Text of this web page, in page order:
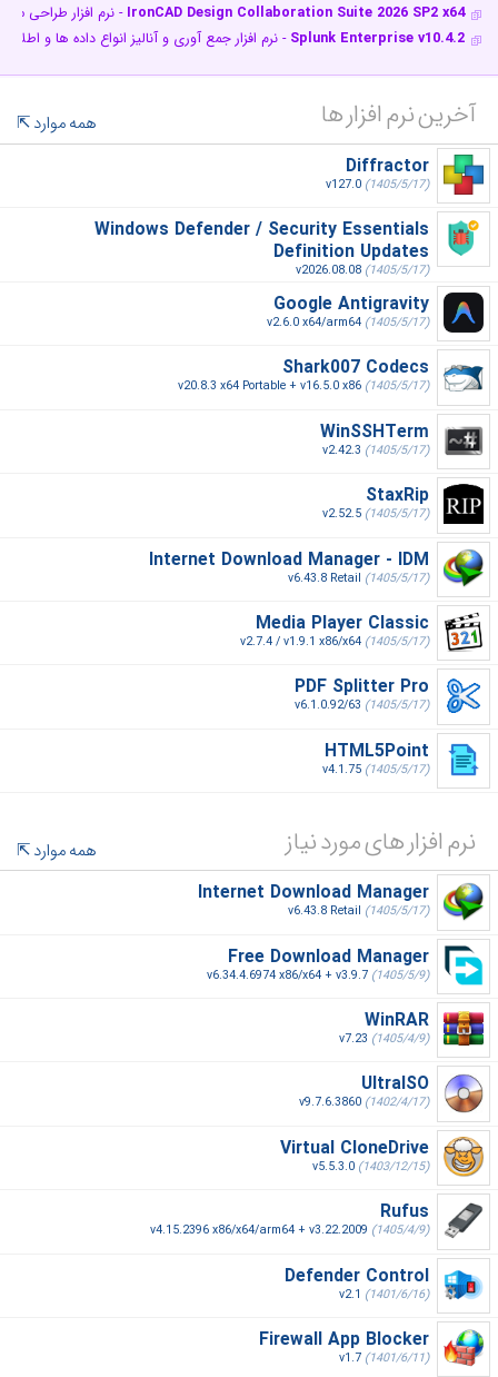
IronCAD Design Collaboration Suite 2026 SP2 x64 - نرم افزار طراحی
Splunk Enterprise v10.4.2 - نرم افزار جمع آوری و آنالیز انواع داده ها و
آخرین نرم افزار ها
همه موارد
Diffractor
v127.0 (1405/5/17)
Windows Defender / Security Essentials
Definition Updates
v2026.08.08 (1405/5/17)
Google Antigravity
v2.6.0 x64/arm64 (1405/5/17)
Shark007 Codecs
v20.8.3 x64 Portable + v16.5.0 x86 (1405/5/17)
WinSSHTerm
v2.42.3 (1405/5/17)
StaxRip
v2.52.5 (1405/5/17)
Internet Download Manager - IDM
v6.43.8 Retail (1405/5/17)
Media Player Classic
v2.7.4 / v1.9.1 x86/x64 (1405/5/17)
PDF Splitter Pro
v6.1.0.92/63 (1405/5/17)
HTML5Point
v4.1.75 (1405/5/17)
نرم افزار های مورد نیاز
همه موارد
Internet Download Manager
v6.43.8 Retail (1405/5/17)
Free Download Manager
v6.34.4.6974 x86/x64 + v3.9.7 (1405/5/9)
WinRAR
v7.23 (1405/4/9)
UltraISO
v9.7.6.3860 (1402/4/17)
Virtual CloneDrive
v5.5.3.0 (1403/12/15)
Rufus
v4.15.2396 x86/x64/arm64 + v3.22.2009 (1405/4/9)
Defender Control
v2.1 (1401/6/16)
Firewall App Blocker
v1.7 (1401/6/11)